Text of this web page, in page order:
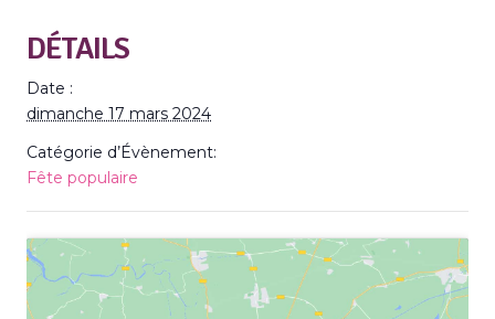
DÉTAILS
Date :
dimanche 17 mars 2024
Catégorie d’Évènement:
Fête populaire